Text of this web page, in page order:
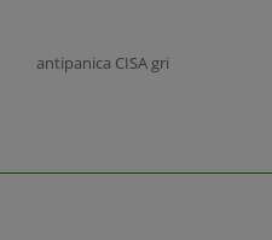
antipanica CISA gri